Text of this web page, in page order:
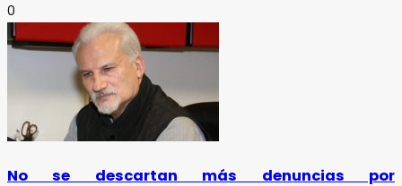
0
No se descartan más denuncias por